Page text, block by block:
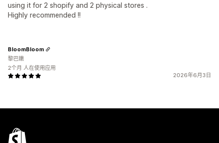
using it for 2 shopify and 2 physical stores .
Highly recommended !!
2026年6月3日
BloomBloom
黎巴嫩
2个月 人在使用应用